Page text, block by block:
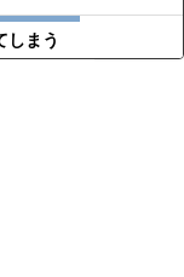
しまう